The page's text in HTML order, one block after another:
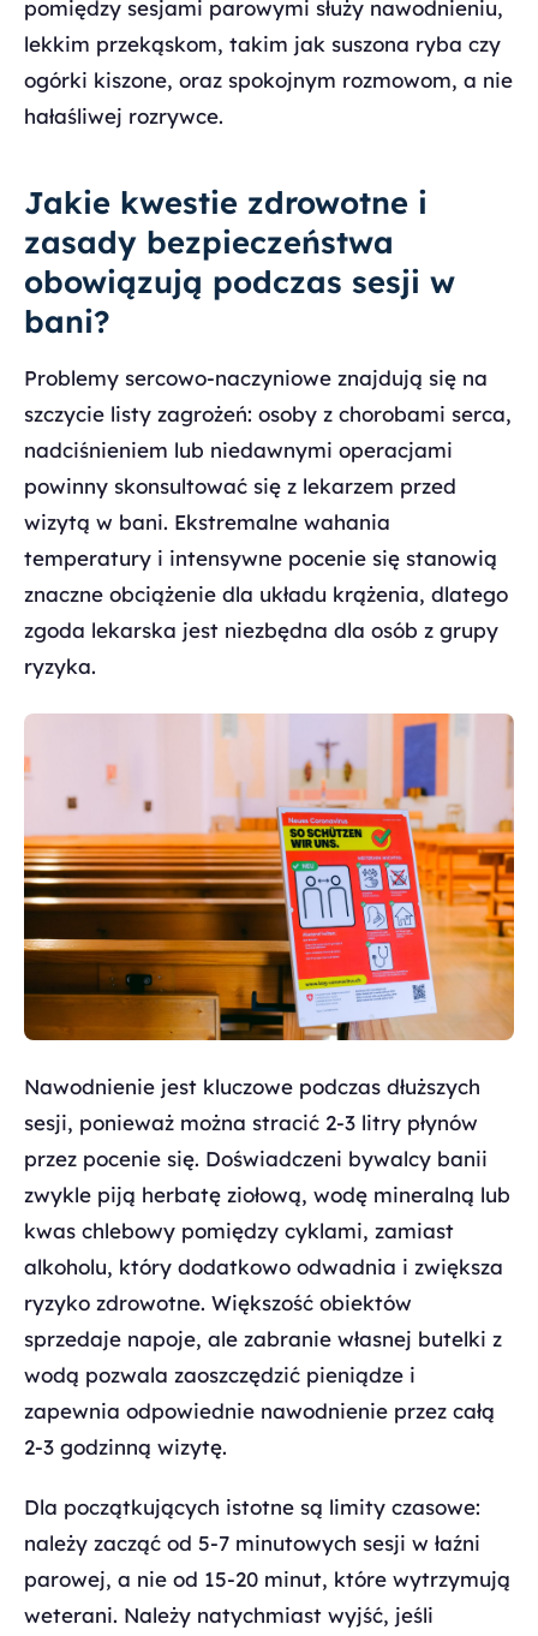
pomiędzy sesjami parowymi służy nawodnieniu,
lekkim przekąskom, takim jak suszona ryba czy
ogórki kiszone, oraz spokojnym rozmowom, a nie
hałaśliwej rozrywce.
Jakie kwestie zdrowotne i
zasady bezpieczeństwa
obowiązują podczas sesji w
bani?
Problemy sercowo-naczyniowe znajdują się na
szczycie listy zagrożeń: osoby z chorobami serca,
nadciśnieniem lub niedawnymi operacjami
powinny skonsultować się z lekarzem przed
wizytą w bani. Ekstremalne wahania
temperatury i intensywne pocenie się stanowią
znaczne obciążenie dla układu krążenia, dlatego
zgoda lekarska jest niezbędna dla osób z grupy
ryzyka.
Nawodnienie jest kluczowe podczas dłuższych
sesji, ponieważ można stracić 2-3 litry płynów
przez pocenie się. Doświadczeni bywalcy banii
zwykle piją herbatę ziołową, wodę mineralną lub
kwas chlebowy pomiędzy cyklami, zamiast
alkoholu, który dodatkowo odwadnia i zwiększa
ryzyko zdrowotne. Większość obiektów
sprzedaje napoje, ale zabranie własnej butelki z
wodą pozwala zaoszczędzić pieniądze i
zapewnia odpowiednie nawodnienie przez całą
2-3 godzinną wizytę.
Dla początkujących istotne są limity czasowe:
należy zacząć od 5-7 minutowych sesji w łaźni
parowej, a nie od 15-20 minut, które wytrzymują
weterani. Należy natychmiast wyjść, jeśli